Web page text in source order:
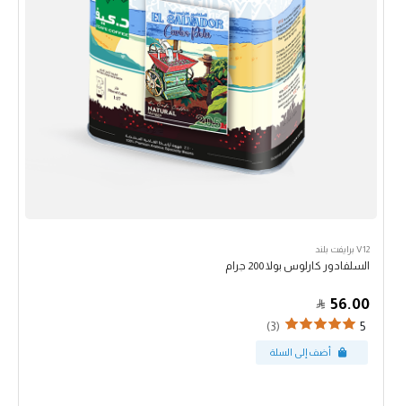
V12 برايفت بلند
السلفادور كارلوس بولا 200 جرام
56.00
5
(3)